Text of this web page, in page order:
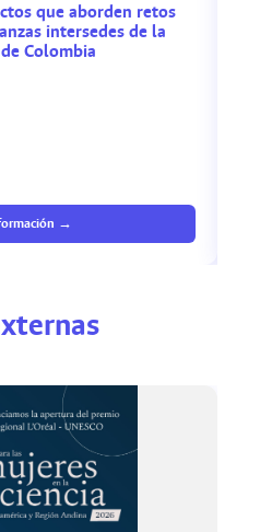
que aborden retos
intersedes de la
Colombia
→